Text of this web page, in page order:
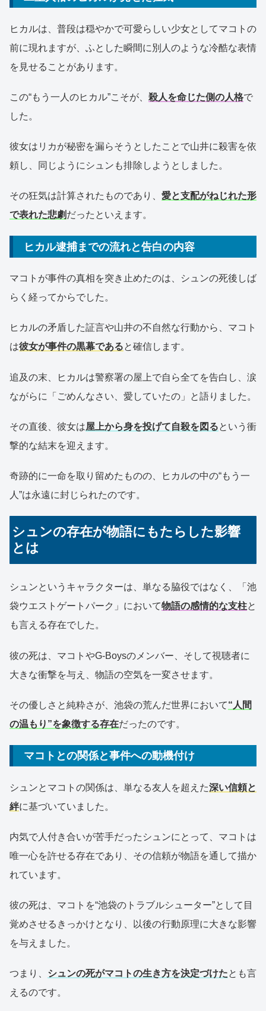
ヒカルは、普段は穏やかで可愛らしい少女としてマコトの
前に現れますが、ふとした瞬間に別人のような冷酷な表情
を見せることがあります。
この“もう一人のヒカル”こそが、 殺人を命じた側の人格で
した。
彼女はリカが秘密を漏らそうとしたことで山井に殺害を依
頼し、同じようにシュンも排除しようとしました。
その狂気は計算されたものであり、 愛と支配がねじれた形
で表れた悲劇 だったといえます。
ヒカル逮捕までの流れと告白の内容
マコトが事件の真相を突き止めたのは、シュンの死後しば
らく経ってからでした。
ヒカルの矛盾した証言や山井の不自然な行動から、マコト
は彼女が事件の黒幕であると確信します。
追及の末、ヒカルは警察署の屋上で自ら全てを告白し、涙
ながらに「ごめんなさい、愛していたの」と語りました。
その直後、彼女は屋上から身を投げて自殺を図るという衝
撃的な結末を迎えます。
奇跡的に一命を取り留めたものの、ヒカルの中の“もう一
人”は永遠に封じられたのです。
シュンの存在が物語にもたらした影響
とは
シュンというキャラクターは、単なる脇役ではなく、「池
袋ウエストゲートパーク」において物語の感情的な支柱と
も言える存在でした。
彼の死は、マコトやG-Boysのメンバー、そして視聴者に
大きな衝撃を与え、物語の空気を一変させます。
その優しさと純粋さが、池袋の荒んだ世界において“人間
の温もり”を象徴する存在だったのです。
マコトとの関係と事件への動機付け
シュンとマコトの関係は、単なる友人を超えた深い信頼と
絆に基づいていました。
内気で人付き合いが苦手だったシュンにとって、マコトは
唯一心を許せる存在であり、その信頼が物語を通して描か
れています。
彼の死は、マコトを“池袋のトラブルシューター”として目
覚めさせるきっかけとなり、以後の行動原理に大きな影響
を与えました。
つまり、 シュンの死がマコトの生き方を決定づけたとも言
えるのです。